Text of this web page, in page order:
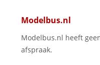
Modelbus.nl
Modelbus.nl heeft
afspraak.